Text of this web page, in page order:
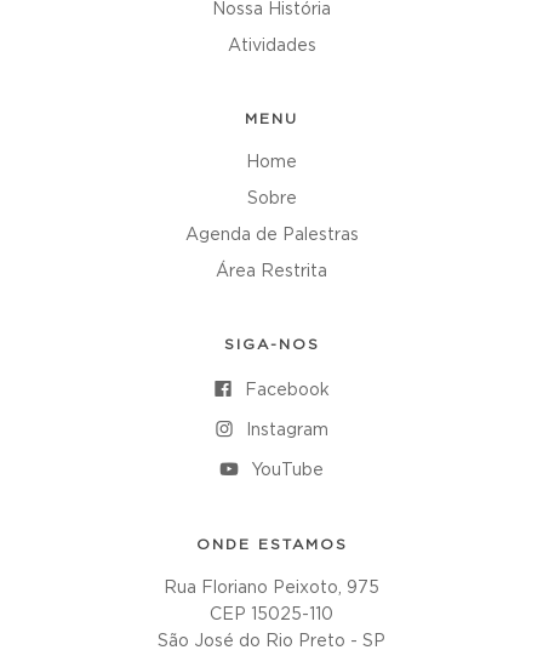
Nossa História
Atividades
MENU
Home
Sobre
Agenda de Palestras
Área Restrita
SIGA-NOS
Facebook
Instagram
YouTube
ONDE ESTAMOS
Rua Floriano Peixoto, 975
CEP 15025-110
São José do Rio Preto - SP